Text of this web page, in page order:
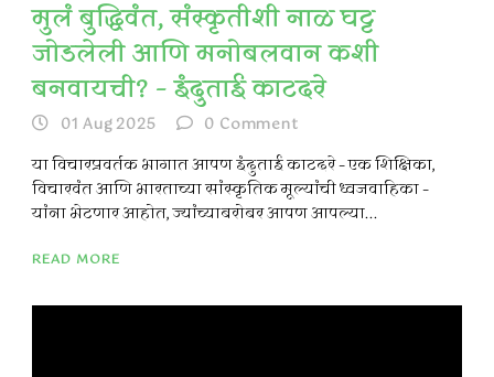
मुलं बुद्धिवंत, संस्कृतीशी नाळ घट्ट
जोडलेली आणि मनोबलवान कशी
बनवायची? – इंदुताई काटदरे
01 Aug 2025 0 Comment
या विचारप्रवर्तक भागात आपण इंदुताई काटदरे – एक शिक्षिका,
विचारवंत आणि भारताच्या सांस्कृतिक मूल्यांची ध्वजवाहिका –
यांना भेटणार आहोत, ज्यांच्याबरोबर आपण आपल्या...
READ MORE